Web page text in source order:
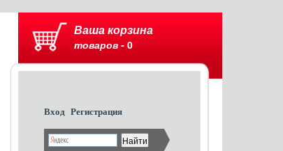
Ваша корзина
товаров - 0
Вход Регистрация